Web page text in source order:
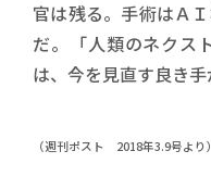
官は残る。手術はＡ
だ。「人類のネクス
は、今を見直す良き手
（週刊ポスト 2018年3.9号より）